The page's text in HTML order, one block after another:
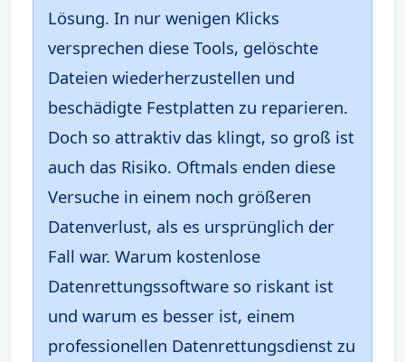
Lösung. In nur wenigen Klicks
versprechen diese Tools, gelöschte
Dateien wiederherzustellen und
beschädigte Festplatten zu reparieren.
Doch so attraktiv das klingt, so groß ist
auch das Risiko. Oftmals enden diese
Versuche in einem noch größeren
Datenverlust, als es ursprünglich der
Fall war. Warum kostenlose
Datenrettungssoftware so riskant ist
und warum es besser ist, einem
professionellen Datenrettungsdienst zu